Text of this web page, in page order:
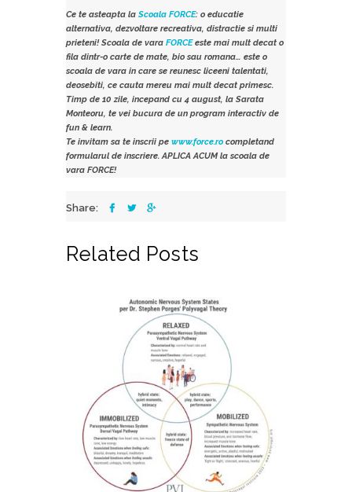
Ce te asteapta la Scoala FORCE: o educatie
alternativa, dezvoltare recreativa, distractie si multi
prieteni! Scoala de vara FORCEeste mai mult decat o
fila dintr-o carte de mate, bio sau romana… este o
scoala de vara in care se reunesc liceeni talentati,
deosebiti, ce cauta mereu mai mult decat primesc.
Timp de 10 zile, incepand cu 4 august, la Sarata
Monteoru, te vei bucura de un program interactiv de
fun & learn.
Te invitam sa te inscrii pe www.force.ro completand
formularul de inscriere. APLICA ACUM la scoala de
vara FORCE!
Share:
Related Posts